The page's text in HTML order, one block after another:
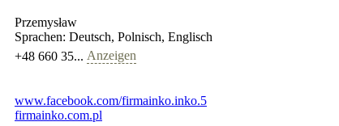
Przemysław
Sprachen: Deutsch, Polnisch, Englisch
+48 660 35... Anzeigen
www.facebook.com/firmainko.inko.5
firmainko.com.pl